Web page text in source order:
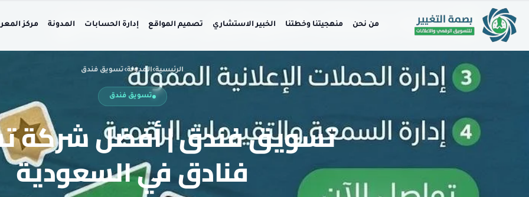
من نحن منهجيتنا وخطتنا الخبير الاستشاري تصميم المواقع إدارة الحسابات المدونة مركز
الرئيسية›المدونة›تسويق فندق
تسويق فندق
تسويق فندق | أفضل شركة
فنادق في السعودية